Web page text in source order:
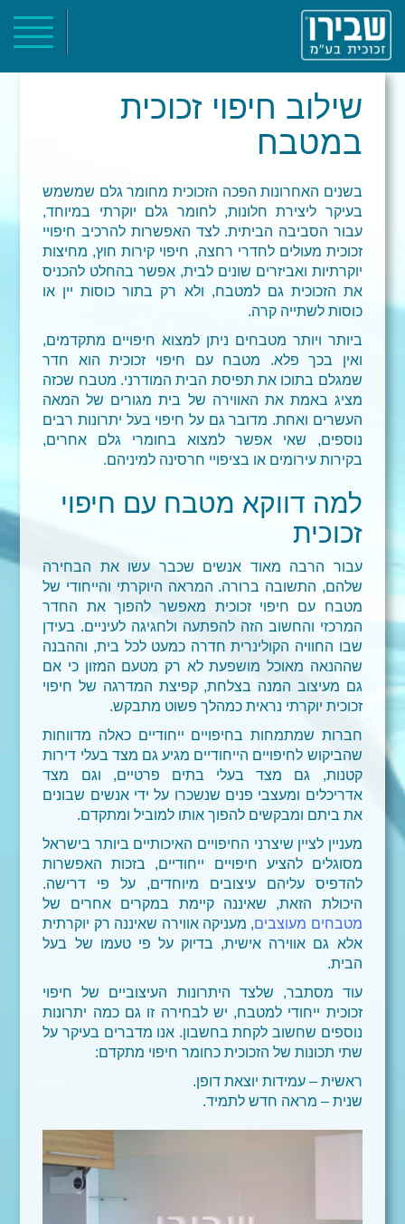
ראשי
אודות
צור קשר
שילוב חיפוי זכוכית
במטבח
בשנים האחרונות הפכה הזכוכית מחומר גלם שמשמש
בעיקר ליצירת חלונות, לחומר גלם יוקרתי במיוחד,
עבור הסביבה הביתית. לצד האפשרות להרכיב חיפויי
זכוכית מעולים לחדרי רחצה, חיפוי קירות חוץ, מחיצות
יוקרתיות ואביזרים שונים לבית, אפשר בהחלט להכניס
את הזכוכית גם למטבח, ולא רק בתור כוסות יין או
כוסות לשתייה קרה.
ביותר ויותר מטבחים ניתן למצוא חיפויים מתקדמים,
ואין בכך פלא. מטבח עם חיפוי זכוכית הוא חדר
שמגלם בתוכו את תפיסת הבית המודרני. מטבח שכזה
מציג באמת את האווירה של בית מגורים של המאה
העשרים ואחת. מדובר גם על חיפוי בעל יתרונות רבים
נוספים, שאי אפשר למצוא בחומרי גלם אחרים,
בקירות עירומים או בציפויי חרסינה למיניהם.
למה דווקא מטבח עם חיפוי
זכוכית
עבור הרבה מאוד אנשים שכבר עשו את הבחירה
שלהם, התשובה ברורה. המראה היוקרתי והייחודי של
מטבח עם חיפוי זכוכית
מאפשר להפוך את החדר
המרכזי והחשוב הזה להפתעה ולחגיגה לעיניים. בעידן
שבו החוויה הקולינרית חדרה כמעט לכל בית, וההבנה
שההנאה מאוכל מושפעת לא רק מטעם המזון כי אם
גם מעיצוב המנה בצלחת, קפיצת המדרגה של חיפוי
זכוכית יוקרתי נראית כמהלך פשוט מתבקש.
חברות שמתמחות בחיפויים ייחודיים כאלה מדווחות
שהביקוש לחיפויים הייחודיים מגיע גם מצד בעלי דירות
קטנות, גם מצד בעלי בתים פרטיים, וגם מצד
אדריכלים ומעצבי פנים שנשכרו על ידי אנשים שבונים
את ביתם ומבקשים להפוך אותו למוביל ומתקדם.
מעניין לציין שיצרני החיפויים האיכותיים ביותר בישראל
מסוגלים להציע חיפויים ייחודיים, בזכות האפשרות
להדפיס עליהם עיצובים מיוחדים, על פי דרישה.
היכולת הזאת, שאיננה קיימת במקרים אחרים של
מטבחים מעוצבים, מעניקה אווירה שאיננה רק יוקרתית
אלא גם אווירה אישית, בדיוק על פי טעמו של בעל
הבית.
עוד מסתבר, שלצד היתרונות העיצוביים של חיפוי
זכוכית ייחודי למטבח, יש לבחירה זו גם כמה יתרונות
נוספים שחשוב לקחת בחשבון. אנו מדברים בעיקר על
שתי תכונות של הזכוכית כחומר חיפוי מתקדם:
ראשית – עמידות יוצאת דופן.
שנית – מראה חדש לתמיד.